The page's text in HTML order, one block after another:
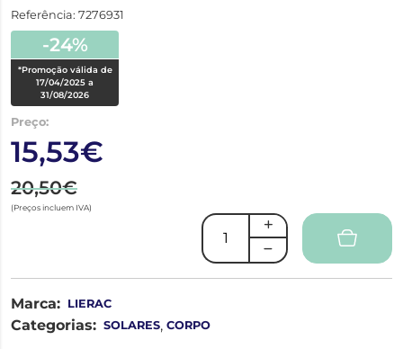
Referência: 7276931
-24%
*Promoção válida de
17/04/2025 a
31/08/2026
Preço:
15,53€
20,50€
(Preços incluem IVA)
Marca: LIERAC
Categorias: SOLARES, CORPO